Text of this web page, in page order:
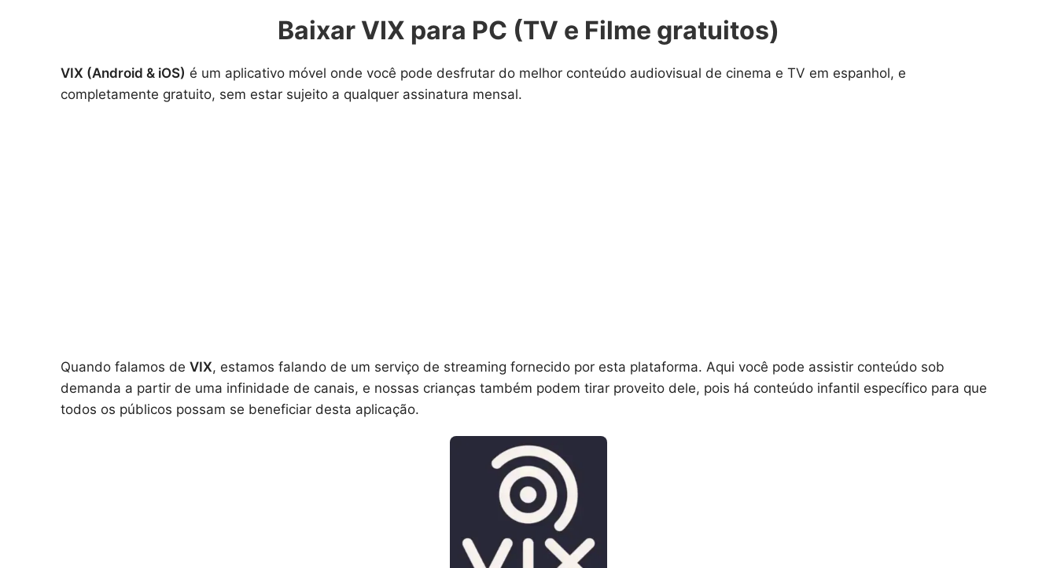
Baixar VIX para PC (TV e Filme gratuitos)
VIX (Android & iOS) é um aplicativo móvel onde você pode desfrutar do melhor conteúdo audiovisual de cinema e TV em espanhol, e
completamente gratuito, sem estar sujeito a qualquer assinatura mensal.
Quando falamos de VIX, estamos falando de um serviço de streaming fornecido por esta plataforma. Aqui você pode assistir conteúdo sob
demanda a partir de uma infinidade de canais, e nossas crianças também podem tirar proveito dele, pois há conteúdo infantil específico para que
todos os públicos possam se beneficiar desta aplicação.